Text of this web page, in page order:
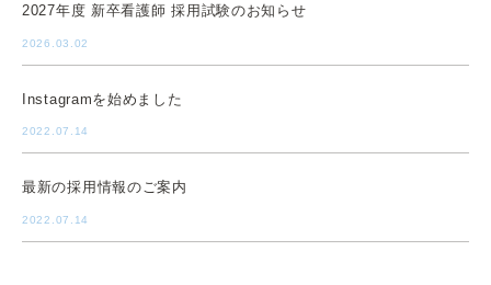
2027年度 新卒看護師 採用試験のお知らせ
2026.03.02
Instagramを始めました
2022.07.14
最新の採用情報のご案内
2022.07.14